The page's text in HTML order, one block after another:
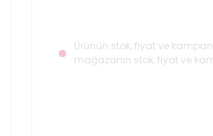
Ürünün stok, fiyat ve
mağazanın stok, fiyat ve